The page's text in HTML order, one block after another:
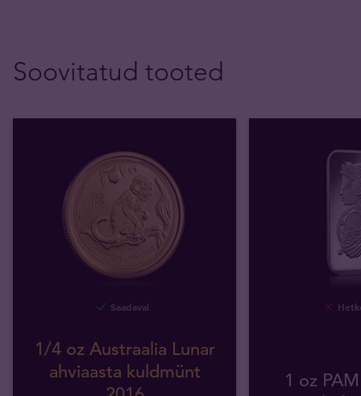
Soovitatud tooted
Saadaval
1/4 oz Austraalia Lunar
ahviaasta kuldmünt
1 oz